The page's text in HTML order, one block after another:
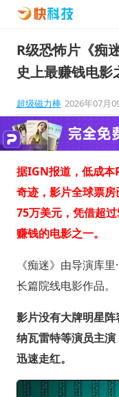
R级恐怖片《痴
史上最赚钱电影
超级磁力棒 2026年07月
据IGN报道，低成本
奇迹，影片全球票
75万美元，凭借超
赚钱的电影之一。
《痴迷》由导演库
长篇院线电影作品。
影片没有大牌明星阵
纳瓦雷特等演员主
迅速走红。